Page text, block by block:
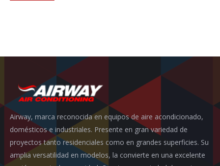
Airway, marca reconocida en equipos de aire acondicionado,
domésticos e industriales. Presente en gran variedad de
proyectos tanto residenciales como en grandes superficies. Su
amplia versatilidad en modelos, la convierte en una excelente